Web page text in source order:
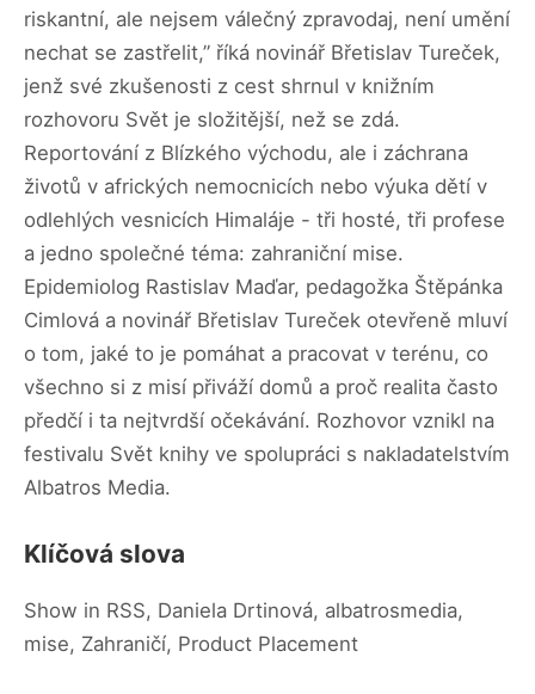
riskantní, ale nejsem válečný zpravodaj, není umění
nechat se zastřelit,” říká novinář Břetislav Tureček,
jenž své zkušenosti z cest shrnul v knižním
rozhovoru Svět je složitější, než se zdá.
Reportování z Blízkého východu, ale i záchrana
životů v afrických nemocnicích nebo výuka dětí v
odlehlých vesnicích Himaláje - tři hosté, tři profese
a jedno společné téma: zahraniční mise.
Epidemiolog Rastislav Maďar, pedagožka Štěpánka
Cimlová a novinář Břetislav Tureček otevřeně mluví
o tom, jaké to je pomáhat a pracovat v terénu, co
všechno si z misí přiváží domů a proč realita často
předčí i ta nejtvrdší očekávání. Rozhovor vznikl na
festivalu Svět knihy ve spolupráci s nakladatelstvím
Albatros Media.
Klíčová slova
Show in RSS, Daniela Drtinová, albatrosmedia,
mise, Zahraničí, Product Placement